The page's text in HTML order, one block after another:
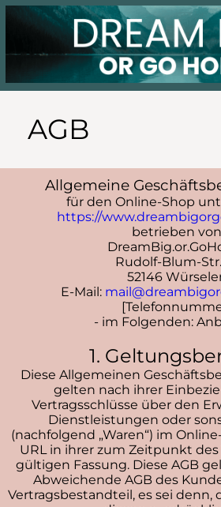
AGB
Allgemeine
für den Online-Shop
https://
betrieben von
Rudolf-Blum-
52146
E-Mail:
- im Folgenden:
1.
Diese Allgemeinen
gelten nach ihrer
Vertragsschlüsse über den
Dienstleistungen oder
(nachfolgend „Waren“) im
URL in ihrer zum Zeitpunkt des
gültigen Fassung. Diese AGB
Abweichende AGB des
Vertragsbestandteil, es sei